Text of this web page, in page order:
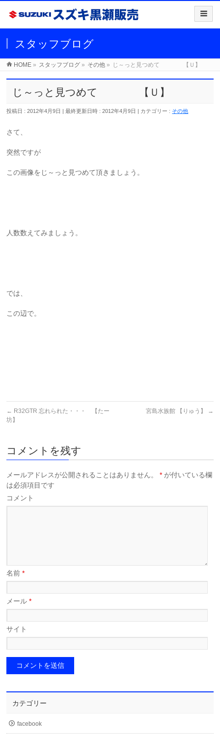
スタッフブログ
HOME » スタッフブログ » その他 » じ～っと見つめて 【Ｕ】
じ～っと見つめて 【Ｕ】
投稿日 : 2012年4月9日 最終更新日時 : 2012年4月9日 カテゴリー : その他
さて、
突然ですが
この画像をじ～っと見つめて頂きましょう。
人数数えてみましょう。
では、
この辺で。
← R32GTR 忘れられた・・・ 【たー
坊】
宮島水族館 【りゅう】 →
コメントを残す
メールアドレスが公開されることはありません。 * が付いている欄
は必須項目です
コメント
名前*
メール*
サイト
カテゴリー
facebook